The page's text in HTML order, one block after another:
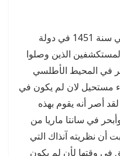
في سنة 1451 في دولة
الذين وصلوا
في المحيط الأطلسي
مستحيل لان لم يكون في
أصر أنه يقوم بهذه
ولقد غامر في سنة 1492 وأبحر في سانتا ماريا من
أن نظريته آنذاك التي
في وقتها لأن لم يكون